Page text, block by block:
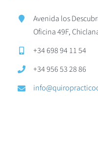
Avenida los
Oficina 49F,
+34 698 94 11 54
+34 956 53 28 86